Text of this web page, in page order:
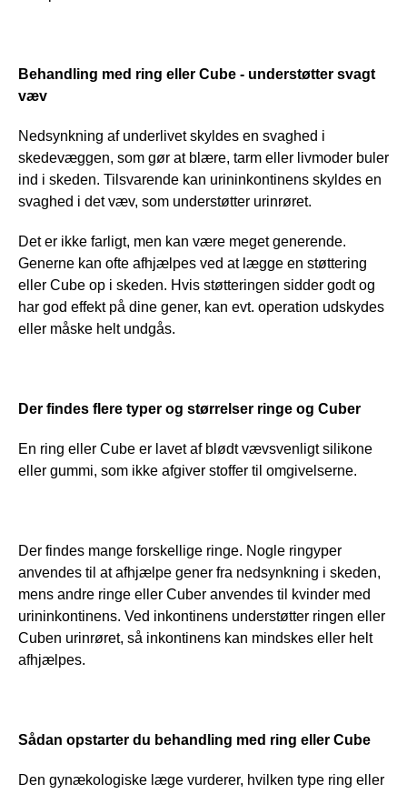
Behandling med ring eller Cube - understøtter svagt
væv
Nedsynkning af underlivet skyldes en svaghed i
skedevæggen, som gør at blære, tarm eller livmoder buler
ind i skeden. Tilsvarende kan urininkontinens skyldes en
svaghed i det væv, som understøtter urinrøret.
Det er ikke farligt, men kan være meget generende.
Generne kan ofte afhjælpes ved at lægge en støttering
eller Cube op i skeden. Hvis støtteringen sidder godt og
har god effekt på dine gener, kan evt. operation udskydes
eller måske helt undgås.
Der findes flere typer og størrelser ringe og Cuber
En ring eller Cube er lavet af blødt vævsvenligt silikone
eller gummi, som ikke afgiver stoffer til omgivelserne.
Der findes mange forskellige ringe. Nogle ringyper
anvendes til at afhjælpe gener fra nedsynkning i skeden,
mens andre ringe eller Cuber anvendes til kvinder med
urininkontinens. Ved inkontinens understøtter ringen eller
Cuben urinrøret, så inkontinens kan mindskes eller helt
afhjælpes.
Sådan opstarter du behandling med ring eller Cube
Den gynækologiske læge vurderer, hvilken type ring eller